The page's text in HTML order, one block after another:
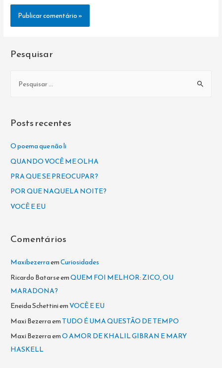
Pesquisar
i
s
p
o
:
Posts recentes
O poema que não li
QUANDO VOCÊ ME OLHA
PRA QUE SE PREOCUPAR?
POR QUE NAQUELA NOITE?
VOCÊ E EU
Comentários
MaxibezerraemCuriosidades
Ricardo BatarseemQUEM FOI MELHOR: ZICO, OU
MARADONA?
Eneida SchettiniemVOCÊ E EU
Maxi Bezerraem TUDO É UMA QUESTÃO DE TEMPO
Maxi BezerraemO AMOR DE KHALIL GIBRAN E MARY
HASKELL